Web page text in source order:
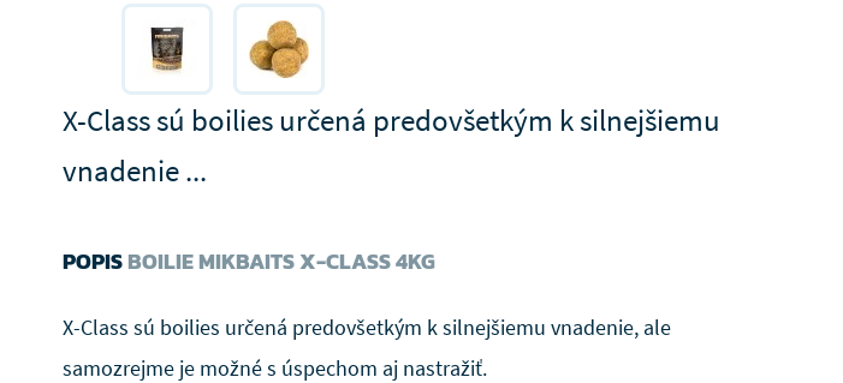
X-Class sú boilies určená predovšetkým k silnejšiemu
vnadenie ...
POPISBOILIE MIKBAITS X-CLASS 4KG
X-Class sú boilies určená predovšetkým k silnejšiemu vnadenie, ale
samozrejme je možné s úspechom aj nastražiť.